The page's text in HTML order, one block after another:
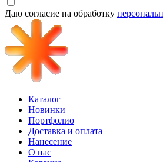
Даю согласие на обработку
Каталог
Новинки
Портфолио
Доставка и оплата
Нанесение
О нас